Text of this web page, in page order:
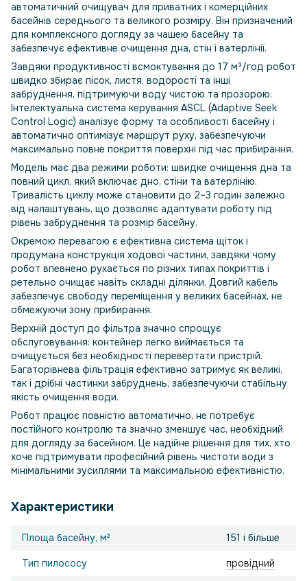
автоматичний очищувач для приватних і комерційних
басейнів середнього та великого розміру. Він призначений
для комплексного догляду за чашею басейну та
забезпечує ефективне очищення дна, стін і ватерлінії.
Завдяки продуктивності всмоктування до 17 м³/год робот
швидко збирає пісок, листя, водорості та інші
забруднення, підтримуючи воду чистою та прозорою.
Інтелектуальна система керування ASCL (Adaptive Seek
Control Logic) аналізує форму та особливості басейну і
автоматично оптимізує маршрут руху, забезпечуючи
максимально повне покриття поверхні під час прибирання.
Модель має два режими роботи: швидке очищення дна та
повний цикл, який включає дно, стіни та ватерлінію.
Тривалість циклу може становити до 2–3 годин залежно
від налаштувань, що дозволяє адаптувати роботу під
рівень забруднення та розмір басейну.
Окремою перевагою є ефективна система щіток і
продумана конструкція ходової частини, завдяки чому
робот впевнено рухається по різних типах покриттів і
ретельно очищає навіть складні ділянки. Довгий кабель
забезпечує свободу переміщення у великих басейнах, не
обмежуючи зону прибирання.
Верхній доступ до фільтра значно спрощує
обслуговування: контейнер легко виймається та
очищується без необхідності перевертати пристрій.
Багаторівнева фільтрація ефективно затримує як великі,
так і дрібні частинки забруднень, забезпечуючи стабільну
якість очищення води.
Робот працює повністю автоматично, не потребує
постійного контролю та значно зменшує час, необхідний
для догляду за басейном. Це надійне рішення для тих, хто
хоче підтримувати професійний рівень чистоти води з
мінімальними зусиллями та максимальною ефективністю.
Характеристики
Площа басейну, м² 151 і більше
Тип пилососу провідний